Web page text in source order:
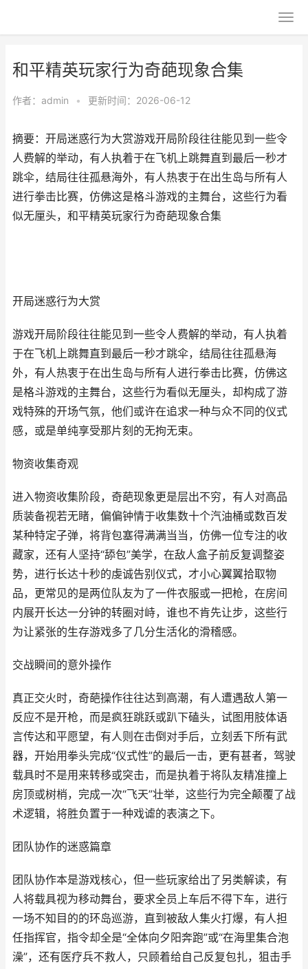
和平精英玩家行为奇葩现象合集
作者： admin • 更新时间：2026-06-12
摘要：开局迷惑行为大赏游戏开局阶段往往能见到一些令
人费解的举动，有人执着于在飞机上跳舞直到最后一秒才
跳伞，结局往往孤悬海外，有人热衷于在出生岛与所有人
进行拳击比赛，仿佛这是格斗游戏的主舞台，这些行为看
似无厘头，和平精英玩家行为奇葩现象合集
开局迷惑行为大赏
游戏开局阶段往往能见到一些令人费解的举动，有人执着
于在飞机上跳舞直到最后一秒才跳伞，结局往往孤悬海
外，有人热衷于在出生岛与所有人进行拳击比赛，仿佛这
是格斗游戏的主舞台，这些行为看似无厘头，却构成了游
戏特殊的开场气氛，他们或许在追求一种与众不同的仪式
感，或是单纯享受那片刻的无拘无束。
物资收集奇观
进入物资收集阶段，奇葩现象更是层出不穷，有人对高品
质装备视若无睹，偏偏钟情于收集数十个汽油桶或数百发
某种特定子弹，将背包塞得满满当当，仿佛一位专注的收
藏家，还有人坚持“舔包”美学，在敌人盒子前反复调整姿
势，进行长达十秒的虔诚告别仪式，才小心翼翼拾取物
品，更常见的是两位队友为了一件衣服或一把枪，在房间
内展开长达一分钟的转圈对峙，谁也不肯先让步，这些行
为让紧张的生存游戏多了几分生活化的滑稽感。
交战瞬间的意外操作
真正交火时，奇葩操作往往达到高潮，有人遭遇敌人第一
反应不是开枪，而是疯狂跳跃或趴下磕头，试图用肢体语
言传达和平愿望，有人则在击倒对手后，立刻丢下所有武
器，开始用拳头完成“仪式性”的最后一击，更有甚者，驾驶
载具时不是用来转移或突击，而是执着于将队友精准撞上
房顶或树梢，完成一次“飞天”壮举，这些行为完全颠覆了战
术逻辑，将胜负置于一种戏谑的表演之下。
团队协作的迷惑篇章
团队协作本是游戏核心，但一些玩家给出了另类解读，有
人将载具视为移动舞台，要求全员上车后不得下车，进行
一场不知目的的环岛巡游，直到被敌人集火打爆，有人担
任指挥官，指令却全是“全体向夕阳奔跑”或“在海里集合泡
澡”，还有医疗兵不救人，只顾着给自己反复包扎，狙击手